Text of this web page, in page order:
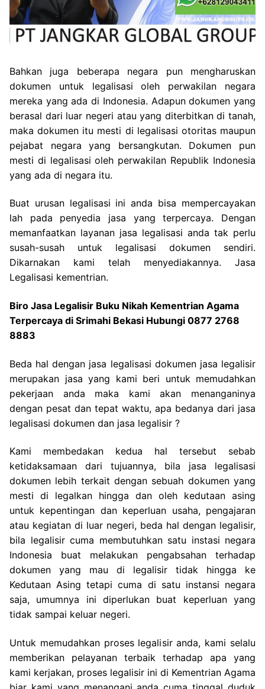
Bahkan juga beberapa negara pun mengharuskan
dokumen untuk legalisasi oleh perwakilan negara
mereka yang ada di Indonesia. Adapun dokumen yang
berasal dari luar negeri atau yang diterbitkan di tanah,
maka dokumen itu mesti di legalisasi otoritas maupun
pejabat negara yang bersangkutan. Dokumen pun
mesti di legalisasi oleh perwakilan Republik Indonesia
yang ada di negara itu.
Buat urusan legalisasi ini anda bisa mempercayakan
lah pada penyedia jasa yang terpercaya. Dengan
memanfaatkan layanan jasa legalisasi anda tak perlu
susah-susah untuk legalisasi dokumen sendiri.
Dikarnakan kami telah menyediakannya. Jasa
Legalisasi kementrian.
Biro Jasa Legalisir Buku Nikah Kementrian Agama
Terpercaya di Srimahi Bekasi Hubungi 0877 2768
8883
Beda hal dengan jasa legalisasi dokumen jasa legalisir
merupakan jasa yang kami beri untuk memudahkan
pekerjaan anda maka kami akan menanganinya
dengan pesat dan tepat waktu, apa bedanya dari jasa
legalisasi dokumen dan jasa legalisir ?
Kami membedakan kedua hal tersebut sebab
ketidaksamaan dari tujuannya, bila jasa legalisasi
dokumen lebih terkait dengan sebuah dokumen yang
mesti di legalkan hingga dan oleh kedutaan asing
untuk kepentingan dan keperluan usaha, pengajaran
atau kegiatan di luar negeri, beda hal dengan legalisir,
bila legalisir cuma membutuhkan satu instasi negara
Indonesia buat melakukan pengabsahan terhadap
dokumen yang mau di legalisir tidak hingga ke
Kedutaan Asing tetapi cuma di satu instansi negara
saja, umumnya ini diperlukan buat keperluan yang
tidak sampai keluar negeri.
Untuk memudahkan proses legalisir anda, kami selalu
memberikan pelayanan terbaik terhadap apa yang
kami kerjakan, proses legalisir ini di Kementrian Agama